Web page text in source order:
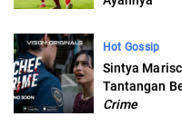
Hot Gossip
Sintya
Tantangan
Crime